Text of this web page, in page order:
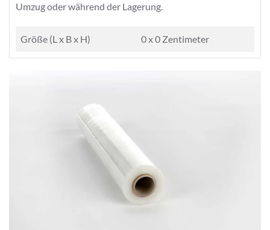
Umzug oder während der Lagerung.
Größe (L x B x H) 0 x 0 Zentimeter